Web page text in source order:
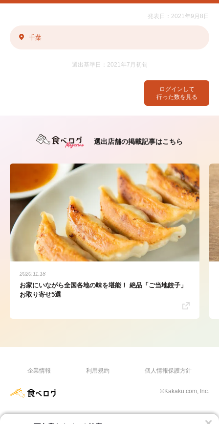
ログインして
行った数を見る
発表日：2021年9月8日
千葉
選出基準日：2021年7月初旬
選出店舗の掲載記事はこちら
2020.11.18
お家にいながら全国各地の味を堪能！ 絶品「ご当地餃子」
お取り寄せ5選
企業情報 利用規約 個人情報保護方針
©Kakaku.com, Inc.